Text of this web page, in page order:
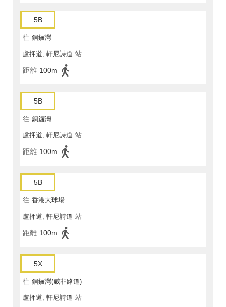
5B
往 銅鑼灣
盧押道, 軒尼詩道 站
距離 100m
5B
往 銅鑼灣
盧押道, 軒尼詩道 站
距離 100m
5B
往 香港大球場
盧押道, 軒尼詩道 站
距離 100m
5X
往 銅鑼灣(威非路道)
盧押道, 軒尼詩道 站